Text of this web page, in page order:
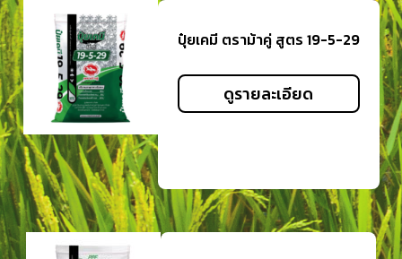
ปุ๋ยเคมี ตราม้าคู่ สูตร 19-5-29
ดูรายละเอียด